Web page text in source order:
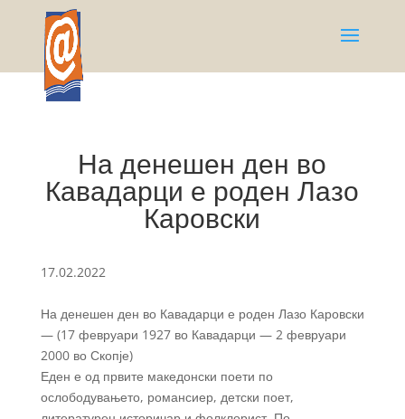
На денешен ден во
Кавадарци е роден Лазо
Каровски
17.02.2022
На денешен ден во Кавадарци е роден Лазо Каровски
— (17 февруари 1927 во Кавадарци — 2 февруари
2000 во Скопје)
Еден е од првите македонски поети по
ослободувањето, романсиер, детски поет,